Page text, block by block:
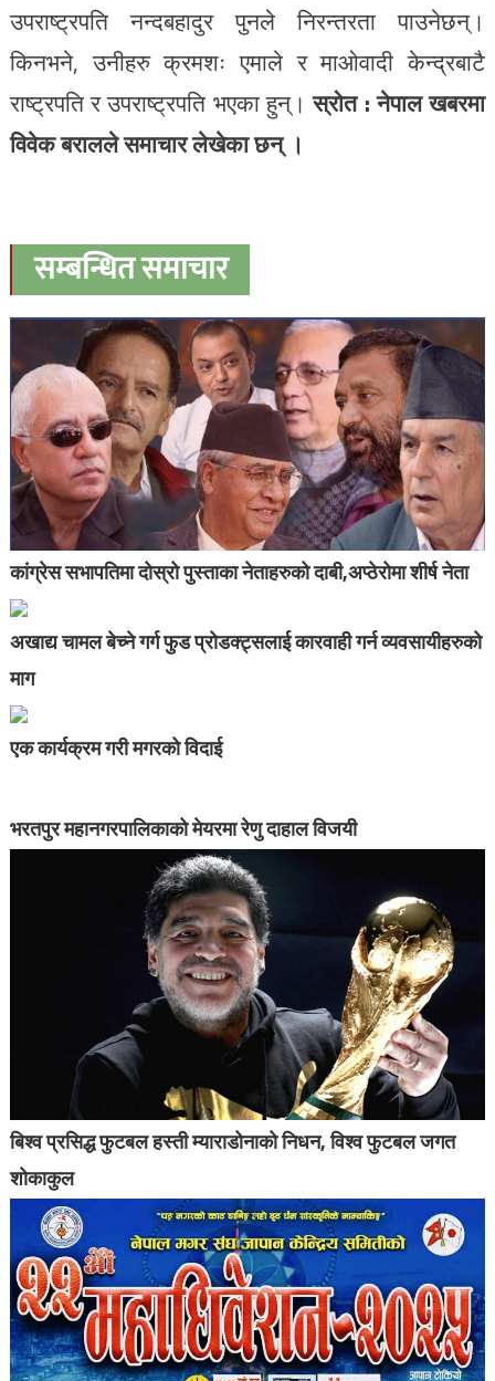
उपराष्ट्रपति नन्दबहादुर पुनले निरन्तरता पाउनेछन्।
किनभने, उनीहरु क्रमशः एमाले र माओवादी केन्द्रबाटै
राष्ट्रपति र उपराष्ट्रपति भएका हुन्।स्रोत : नेपाल खबरमा
विवेक बरालले समाचार लेखेका छन् ।
सम्बन्धित समाचार
कांग्रेस सभापतिमा दोस्रो पुस्ताका नेताहरुको दाबी,अप्ठेरोमा शीर्ष नेता
अखाद्य चामल बेच्ने गर्ग फुड प्रोडक्ट्सलाई कारवाही गर्न व्यवसायीहरुको
माग
एक कार्यक्रम गरी मगरको विदाई
भरतपुर महानगरपालिकाको मेयरमा रेणु दाहाल विजयी
बिश्व प्रसिद्ध फुटबल हस्ती म्याराडोनाको निधन, विश्व फुटबल जगत
शोकाकुल